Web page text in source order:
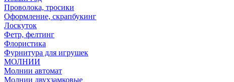
Проволока, тросики
Оформление, скрапбукинг
Лоскуток
Фетр, фелтинг
Флористика
Фурнитура для игрушек
МОЛНИИ
Молнии автомат
Молнии двухзамковые